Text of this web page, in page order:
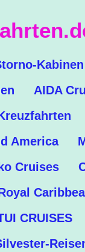
Kabinen
AIDA
America
Cruises
CRUISES